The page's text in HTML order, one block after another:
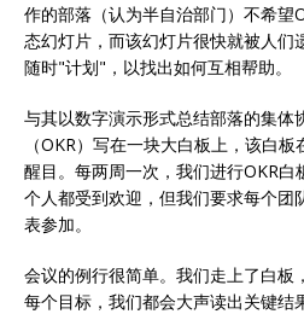
作的部落（认为半自治部门）不希
态幻灯片，而该幻灯片很快就被人们
随时"计划"，以找出如何互相帮助。
与其以数字演示形式总结部落的集体
（OKR）写在一块大白板上，该白
醒目。每两周一次，我们进行OKR
个人都受到欢迎，但我们要求每个团
表参加。
会议的例行很简单。我们走上了白板
每个目标，我们都会大声读出关键结